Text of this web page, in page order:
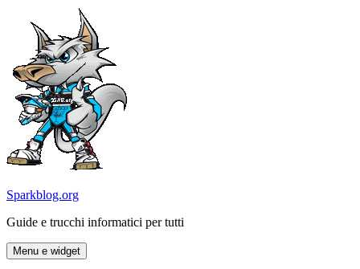
contenuto
Sparkblog.org
Guide e trucchi informatici per tutti
Menu e widget